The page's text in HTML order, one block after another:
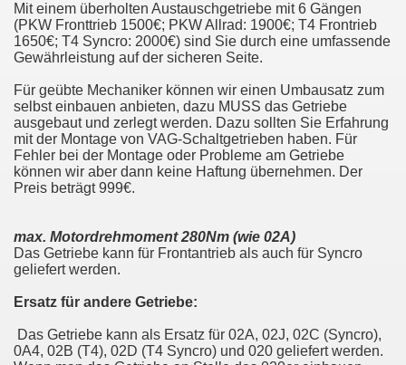
Mit einem überholten Austauschgetriebe mit 6 Gängen
(PKW Fronttrieb 1500€; PKW Allrad: 1900€; T4 Frontrieb
1650€; T4 Syncro: 2000€) sind Sie durch eine umfassende
Gewährleistung auf der sicheren Seite.
Für geübte Mechaniker können wir einen Umbausatz zum
selbst einbauen anbieten, dazu MUSS das Getriebe
ausgebaut und zerlegt werden. Dazu sollten Sie Erfahrung
mit der Montage von VAG-Schaltgetrieben haben. Für
Fehler bei der Montage oder Probleme am Getriebe
können wir aber dann keine Haftung übernehmen. Der
Preis beträgt 999€.
max. Motordrehmoment 280Nm (wie 02A)
Das Getriebe kann für Frontantrieb als auch für Syncro
geliefert werden.
Ersatz für andere Getriebe:
Das Getriebe kann als Ersatz für 02A, 02J, 02C (Syncro),
0A4, 02B (T4), 02D (T4 Syncro) und 020 geliefert werden.